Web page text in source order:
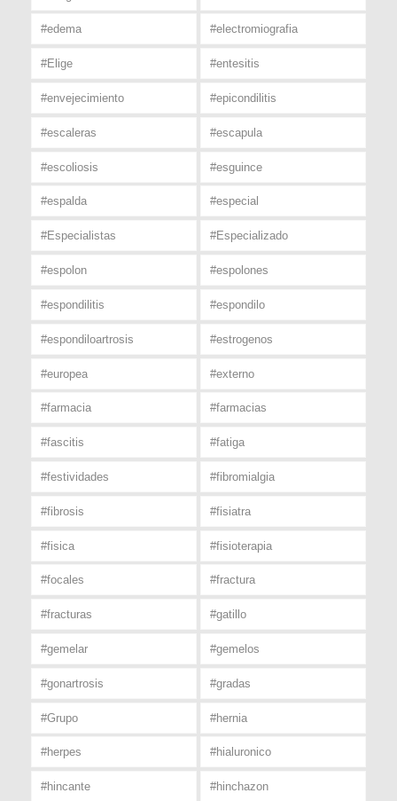
#edema #electromiografia
#Elige #entesitis
#envejecimiento #epicondilitis
#escaleras #escapula
#escoliosis #esguince
#espalda #especial
#Especialistas #Especializado
#espolon #espolones
#espondilitis #espondilo
#espondiloartrosis #estrogenos
#europea #externo
#farmacia #farmacias
#fascitis #fatiga
#festividades #fibromialgia
#fibrosis #fisiatra
#fisica #fisioterapia
#focales #fractura
#fracturas #gatillo
#gemelar #gemelos
#gonartrosis #gradas
#Grupo #hernia
#herpes #hialuronico
#hincante #hinchazon